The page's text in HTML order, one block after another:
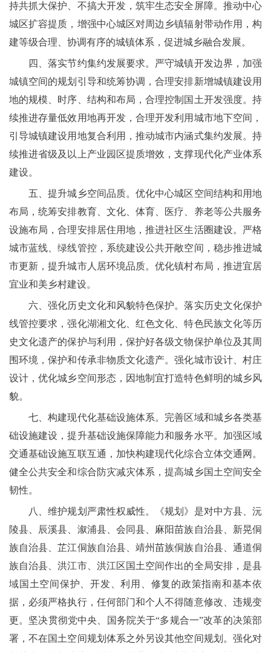
持共抓大保护、不搞大开发，筑牢生态安全屏障。推动中心
城区扩容提质，增强中心城区对周边乡镇辐射带动作用，构
建等级合理、协调有序的城镇体系，促进城乡融合发展。
四、落实节约集约发展要求。严守城镇开发边界，加强
城镇空间的规划引导和统筹协调，合理安排新增城镇建设用
地的规模、时序、结构和布局，合理控制国土开发强度。持
续推进存量低效用地再开发，合理开发利用城市地下空间，
引导城镇建设用地复合利用，推动城市内涵式集约发展。持
续推进省级及以上产业园区提质增效，支撑现代化产业体系
建设。
五、提升城乡空间品质。优化中心城区空间结构和用地
布局，统筹安排教育、文化、体育、医疗、养老等公共服务
设施布局，合理安排居住用地，推进社区生活圈建设。严格
城市蓝线、绿线管控，系统建设公共开敞空间，稳步推进城
市更新，提升城市人居环境品质。优化镇村布局，推进宜居
宜业和美乡村建设。
六、强化历史文化和风貌特色保护。落实历史文化保护
线管控要求，强化湖湘文化、红色文化、特色民族文化等历
史文化遗产的保护与利用，保护好各级文物保护单位及其周
围环境，保护和传承非物质文化遗产。强化城市设计、村庄
设计，优化城乡空间形态，因地制宜打造特色鲜明的城乡风
貌。
七、构建现代化基础设施体系。完善区域和城乡各类基
础设施建设，提升基础设施保障能力和服务水平。加强区域
交通基础设施互联互通，加快构建现代化综合立体交通网。
健全公共安全和综合防灾减灾体系，提高城乡国土空间安全
韧性。
八、维护规划严肃性权威性。《规划》是对中方县、沅
陵县、辰溪县、溆浦县、会同县、麻阳苗族自治县、新晃侗
族自治县、芷江侗族自治县、靖州苗族侗族自治县、通道侗
族自治县、洪江市、洪江区国土空间作出的全局安排，是县
域国土空间保护、开发、利用、修复的政策指南和基本依
据，必须严格执行，任何部门和个人不得随意修改、违规变
更。坚决贯彻党中央、国务院关于“多规合一”改革的决策部
署，不在国土空间规划体系之外另设其他空间规划。强化对